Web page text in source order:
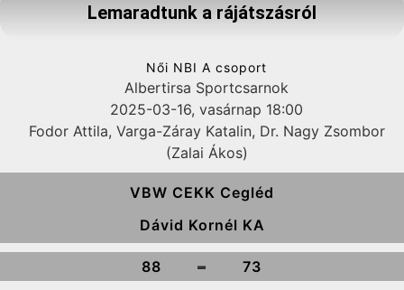
Lemaradtunk a rájátszásról
Női NBI A csoport
Albertirsa Sportcsarnok
2025-03-16, vasárnap 18:00
Fodor Attila, Varga-Záray Katalin, Dr. Nagy Zsombor
(Zalai Ákos)
VBW CEKK Cegléd
Dávid Kornél KA
88 -
73